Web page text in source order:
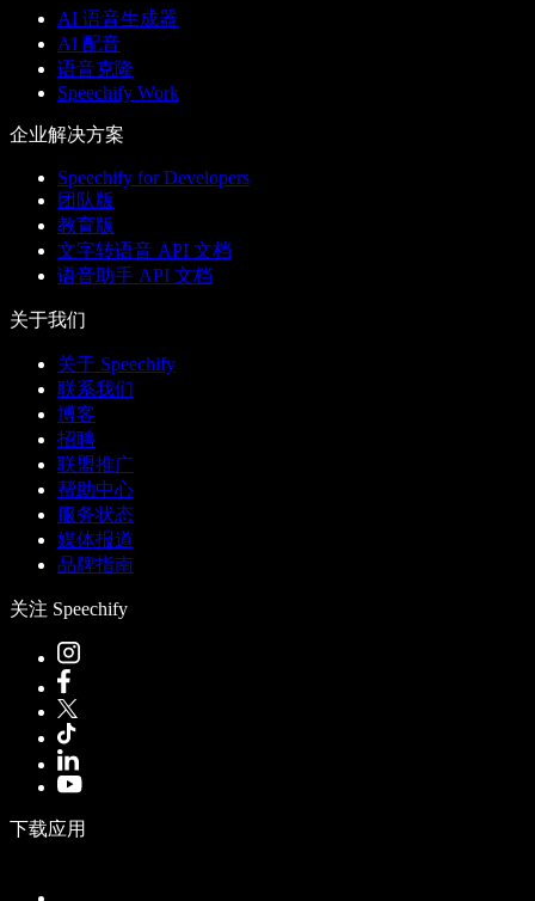
AI 语音生成器
AI 配音
语音克隆
Speechify Work
企业解决方案
Speechify for Developers
团队版
教育版
文字转语音 API 文档
语音助手 API 文档
关于我们
关于 Speechify
联系我们
博客
招聘
联盟推广
帮助中心
服务状态
媒体报道
品牌指南
关注 Speechify
下载应用